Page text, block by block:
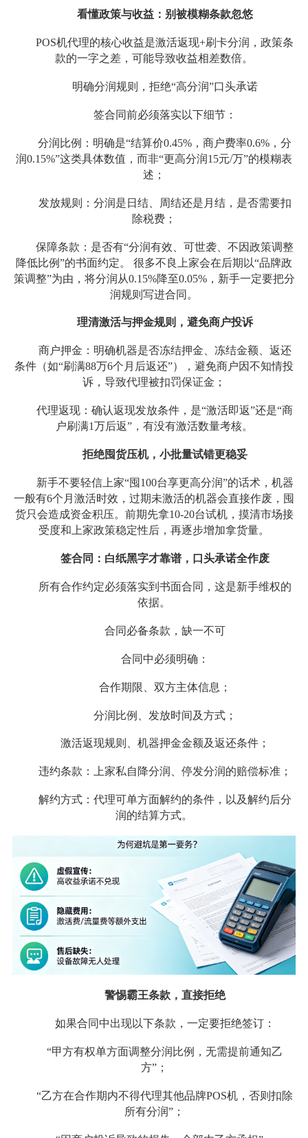
看懂政策与收益：别被模糊条款忽悠
POS机代理的核心收益是激活返现+刷卡分润，政策条
款的一字之差，可能导致收益相差数倍。
明确分润规则，拒绝“高分润”口头承诺
签合同前必须落实以下细节：
分润比例：明确是“结算价0.45%，商户费率0.6%，分
润0.15%”这类具体数值，而非“更高分润15元/万”的模糊表
述；
发放规则：分润是日结、周结还是月结，是否需要扣
除税费；
保障条款：是否有“分润有效、可世袭、不因政策调整
降低比例”的书面约定。 很多不良上家会在后期以“品牌政
策调整”为由，将分润从0.15%降至0.05%，新手一定要把分
润规则写进合同。
理清激活与押金规则，避免商户投诉
商户押金：明确机器是否冻结押金、冻结金额、返还
条件（如“刷满88万6个月后返还”），避免商户因不知情投
诉，导致代理被扣罚保证金；
代理返现：确认返现发放条件，是“激活即返”还是“商
户刷满1万后返”，有没有激活数量考核。
拒绝囤货压机，小批量试错更稳妥
新手不要轻信上家“囤100台享更高分润”的话术，机器
一般有6个月激活时效，过期未激活的机器会直接作废，囤
货只会造成资金积压。前期先拿10-20台试机，摸清市场接
受度和上家政策稳定性后，再逐步增加拿货量。
签合同：白纸黑字才靠谱，口头承诺全作废
所有合作约定必须落实到书面合同，这是新手维权的
依据。
合同必备条款，缺一不可
合同中必须明确：
合作期限、双方主体信息；
分润比例、发放时间及方式；
激活返现规则、机器押金金额及返还条件；
违约条款：上家私自降分润、停发分润的赔偿标准；
解约方式：代理可单方面解约的条件，以及解约后分
润的结算方式。
警惕霸王条款，直接拒绝
如果合同中出现以下条款，一定要拒绝签订：
“甲方有权单方面调整分润比例，无需提前通知乙
方”；
“乙方在合作期内不得代理其他品牌POS机，否则扣除
所有分润”；